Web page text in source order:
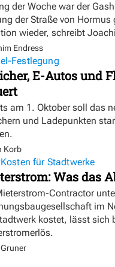
der Woche war der
der Straße von
wieder, schreibt
Endress
Festlegung
E-Autos und
am 1. Oktober soll das
und Ladepunkten
Korb
Kosten für Stadtwerke
Was das
Contractor
im
kostet, lässt sich